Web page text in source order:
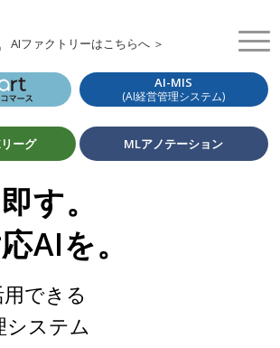
AIファクトリーはこちらへ ＞
AI-MIS
(AI経営管理システム)
ーグ MLアノテーション
す。
AIを。
できる
システム